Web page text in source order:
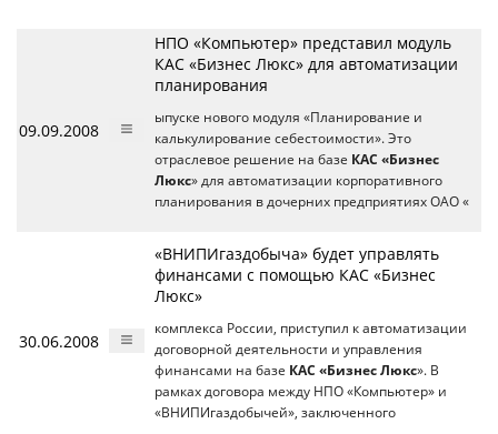
09.09.2008
НПО «Компьютер» представил модуль
КАС «Бизнес Люкс» для автоматизации
планирования
ыпуске нового модуля «Планирование и
калькулирование себестоимости». Это
отраслевое решение на базе КАС «Бизнес
Люкс» для автоматизации корпоративного
планирования в дочерних предприятиях ОАО «
30.06.2008
«ВНИПИгаздобыча» будет управлять
финансами с помощью КАС «Бизнес
Люкс»
комплекса России, приступил к автоматизации
договорной деятельности и управления
финансами на базе КАС «Бизнес Люкс». В
рамках договора между НПО «Компьютер» и
«ВНИПИгаздобычей», заключенного